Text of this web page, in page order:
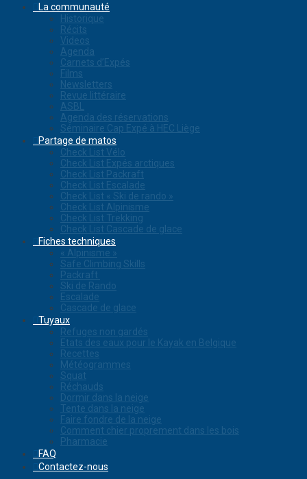
La communauté
Historique
Récits
Videos
Agenda
Carnets d’Expés
Films
Newsletters
Revue littéraire
ASBL
Agenda des réservations
Séminaire Cap Expé à HEC Liège
Partage de matos
Check List Vélo
Check List Expés arctiques
Check List Packraft
Check List Escalade
Check List « Ski de rando »
Check List Alpinisme
Check List Trekking
Check List Cascade de glace
Fiches techniques
« Alpinisme »
Safe Climbing Skills
Packraft
Ski de Rando
Escalade
Cascade de glace
Tuyaux
Refuges non gardés
Etats des eaux pour le Kayak en Belgique
Recettes
Météogrammes
Squat
Réchauds
Dormir dans la neige
Tente dans la neige
Faire fondre de la neige
Comment chier proprement dans les bois
Pharmacie
FAQ
Contactez-nous